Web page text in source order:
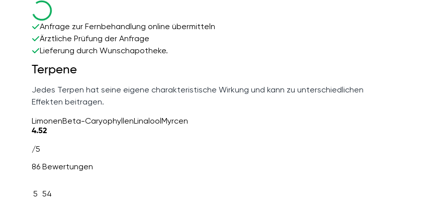
Anfrage zur Fernbehandlung online übermitteln
Ärztliche Prüfung der Anfrage
Lieferung durch Wunschapotheke.
Terpene
Jedes Terpen hat seine eigene charakteristische Wirkung und kann zu unterschiedlichen
Effekten beitragen.
LimonenBeta-CaryophyllenLinaloolMyrcen
4.52
/5
86 Bewertungen
5 54